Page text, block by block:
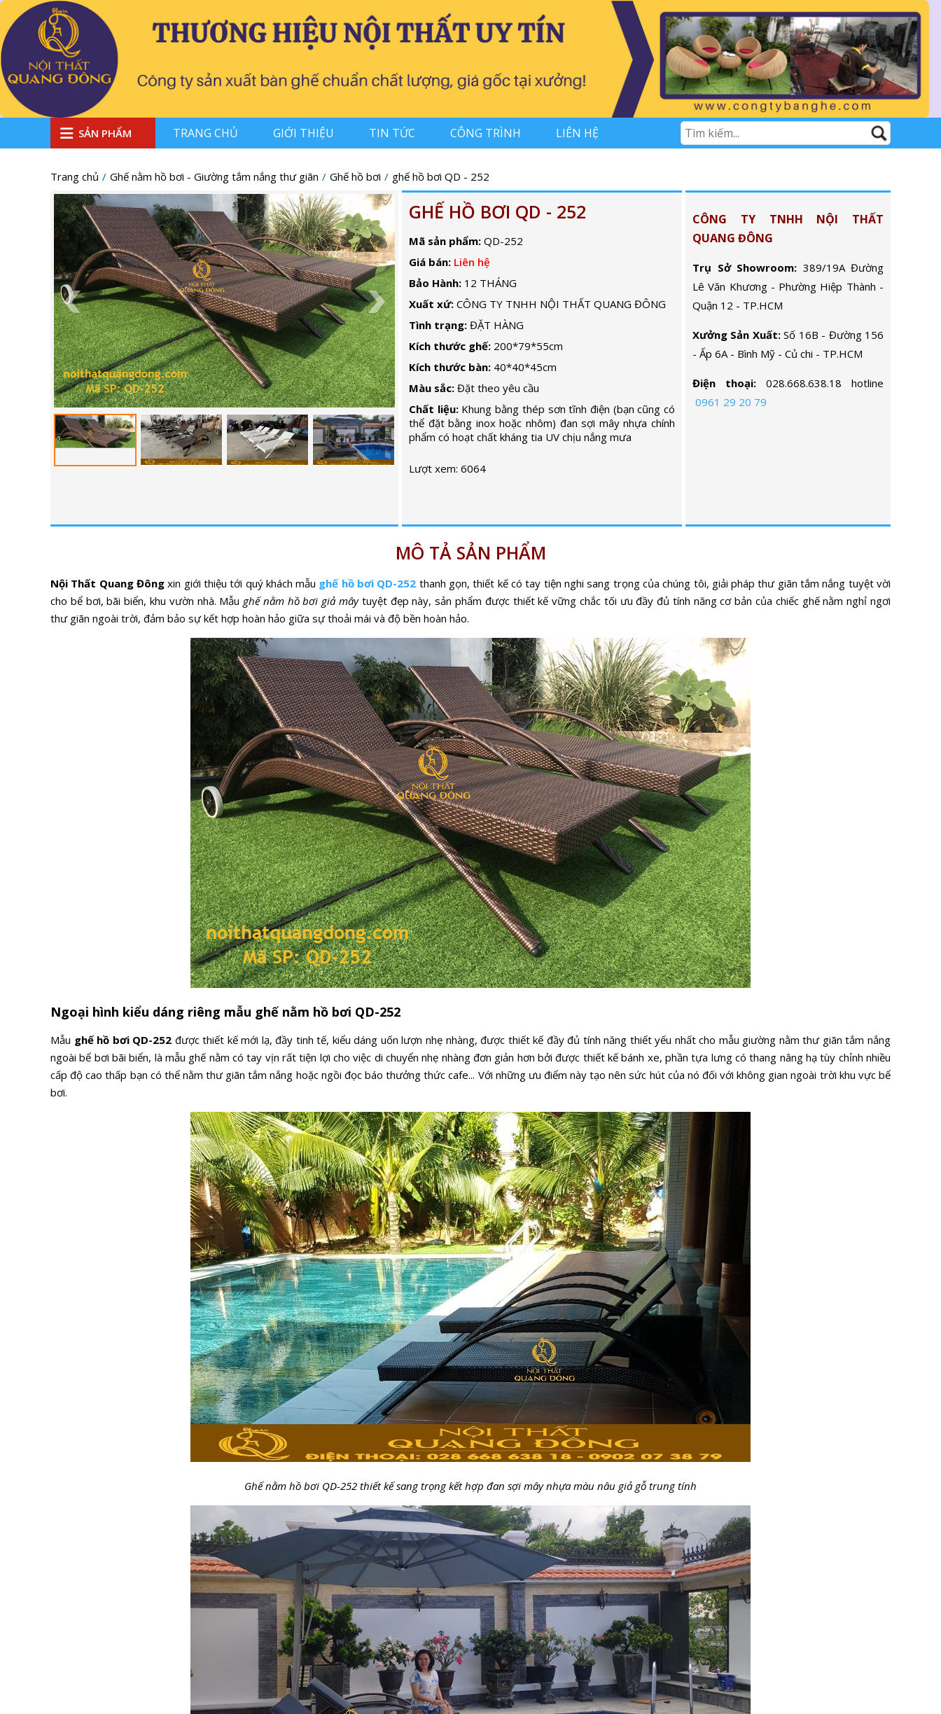
SẢN PHẨM TRANG CHỦ GIỚI THIỆU TIN TỨC CÔNG TRÌNH LIÊN HỆ
Trang chủ Ghế nằm hồ bơi - Giường tắm nắng thư giãn Ghế hồ bơi ghế hồ bơi QD - 252
GHẾ HỒ BƠI QD - 252
Mã sản phẩm: QD-252
Giá bán: Liên hệ
Bảo Hành: 12 THÁNG
Xuất xứ: CÔNG TY TNHH NỘI THẤT QUANG ĐÔNG
Tình trạng: ĐẶT HÀNG
Kích thước ghế: 200*79*55cm
Kích thước bàn: 40*40*45cm
Màu sắc: Đặt theo yêu cầu
Chất liệu:Khung bằng thép sơn tĩnh điện (bạn cũng có
thể đặt bằng inox hoặc nhôm) đan sợi mây nhựa chính
phẩm có hoạt chất kháng tia UV chịu nắng mưa
Lượt xem: 6064
CÔNG TY TNHH NỘI THẤT
QUANG ĐÔNG
Trụ Sở Showroom: 389/19A Đường
Lê Văn Khương - Phường Hiệp Thành -
Quận 12 - TP.HCM
Xưởng Sản Xuất:Số 16B - Đường 156
- Ấp 6A - Bình Mỹ - Củ chi - TP.HCM
Điện thoại: 028.668.638.18 hotline
0961 29 20 79
MÔ TẢ SẢN PHẨM
Nội Thất Quang Đôngxin giới thiệu tới quý khách mẫu ghế hồ bơi QD-252 thanh gọn, thiết kế có tay tiện nghi sang trọng của chúng tôi, giải pháp thư giãn tắm nắng tuyệt vời
cho bể bơi, bãi biển, khu vườn nhà. Mẫu ghế nằm hồ bơi giả mâytuyệt đẹp này, sản phẩm được thiết kế vững chắc tối ưu đầy đủ tính năng cơ bản của chiếc ghế nằm nghỉ ngơi
thư giãn ngoài trời, đảm bảo sự kết hợp hoàn hảo giữa sự thoải mái và độ bền hoàn hảo.
Ngoại hình kiểu dáng riêng mẫu ghế nằm hồ bơi QD-252
Mẫu ghế hồ bơi QD-252 được thiết kế mới lạ, đầy tinh tế, kiểu dáng uốn lượn nhẹ nhàng, được thiết kế đầy đủ tính năng thiết yếu nhất cho mẫu giường nằm thư giãn tắm nắng
ngoài bể bơi bãi biển, là mẫu ghế nằm có tay vịn rất tiện lợi cho việc di chuyển nhẹ nhàng đơn giản hơn bởi được thiết kế bánh xe, phần tựa lưng có thang nâng hạ tùy chỉnh nhiều
cấp độ cao thấp bạn có thể nằm thư giãn tắm nắng hoặc ngồi đọc báo thưởng thức cafe... Với những ưu điểm này tạo nên sức hút của nó đối với không gian ngoài trời khu vực bể
bơi.
Ghế nằm hồ bơi QD-252 thiết kế sang trọng kết hợp đan sợi mây nhựa màu nâu giả gỗ trung tính